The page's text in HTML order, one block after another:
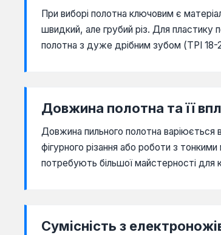
При виборі полотна ключовим є
швидкий, але грубий різ. Для пластику
полотна з дуже дрібним зубом (TPI 18-
Довжина полотна та її
Довжина пильного полотна
фігурного різання або роботи з
потребують більшої майстерності для
Сумісність з